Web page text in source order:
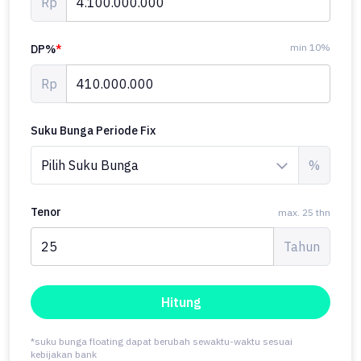
Facebook, Rumah Dijual Surabaya Timur, Rumah Dijual Surabaya
DP%* min 10%
Rp
Suku Bunga Periode Fix
%
Tenor max. 25 thn
Tahun
Hitung
*suku bunga floating dapat berubah sewaktu-waktu sesuai
kebijakan bank